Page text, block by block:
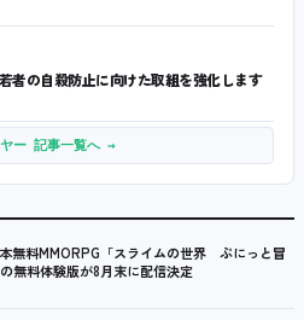
者の自殺防止に向けた取組を強化します
ー 記事一覧へ →
無料MMORPG「スライムの世界 ぷにっと冒
無料体験版が8月末に配信決定